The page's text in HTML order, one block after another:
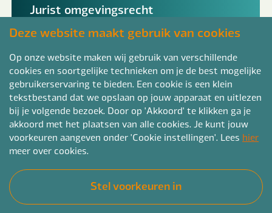
Deze website maakt gebruik van cookies
Op onze website maken wij gebruik van verschillende
cookies en soortgelijke technieken om je de best mogelijke
gebruikerservaring te bieden. Een cookie is een klein
tekstbestand dat we opslaan op jouw apparaat en uitlezen
bij je volgende bezoek. Door op 'Akkoord' te klikken ga je
akkoord met het plaatsen van alle cookies. Je kunt jouw
voorkeuren aangeven onder 'Cookie instellingen'. Lees hier
meer over cookies.
Stel voorkeuren in
Jurist omgevingsrecht
Friesland
Hbo/Wo
32 - 40 uur
Jurist omgevingsrecht
Groningen
Hbo/Wo
32 - 40 uur